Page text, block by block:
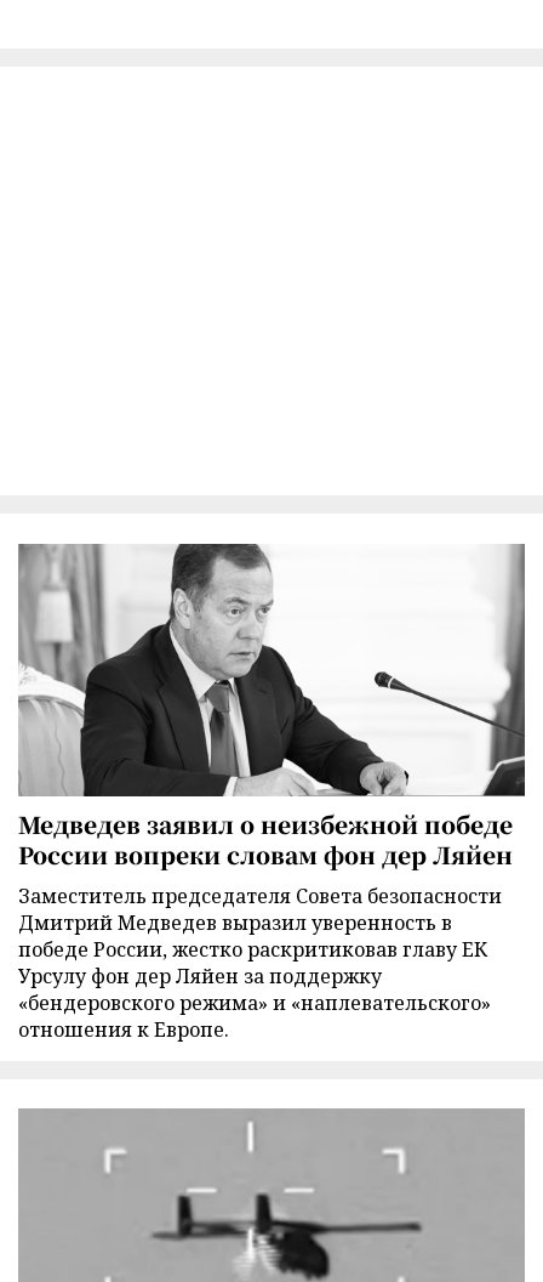
Медведев заявил о неизбежной победе
России вопреки словам фон дер Ляйен
Заместитель председателя Совета безопасности
Дмитрий Медведев выразил уверенность в
победе России, жестко раскритиковав главу ЕК
Урсулу фон дер Ляйен за поддержку
«бендеровского режима» и «наплевательского»
отношения к Европе.